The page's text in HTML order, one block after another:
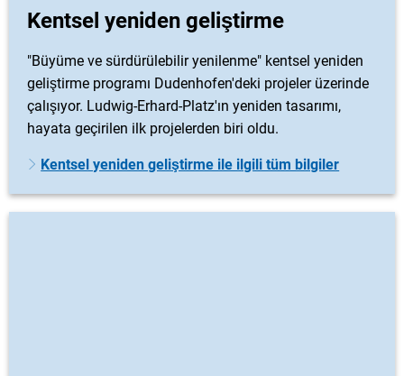
Kentsel yeniden geliştirme
"Büyüme ve sürdürülebilir yenilenme" kentsel yeniden
geliştirme programı Dudenhofen'deki projeler üzerinde
çalışıyor. Ludwig-Erhard-Platz'ın yeniden tasarımı,
hayata geçirilen ilk projelerden biri oldu.
Kentsel yeniden geliştirme ile ilgili tüm bilgiler